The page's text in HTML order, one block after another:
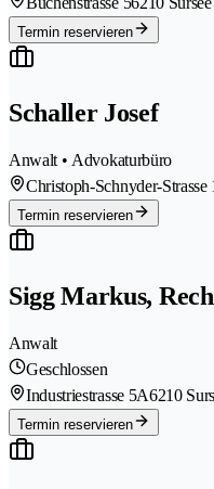
Termin reservieren
Schaller Josef
Anwalt • Advokaturbüro
Christoph-Schnyder-Strasse
Termin reservieren
Sigg Markus,
Anwalt
Geschlossen
Industriestrasse 5A6210
Termin reservieren